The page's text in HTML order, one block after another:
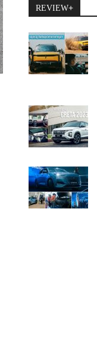
REVIEW+